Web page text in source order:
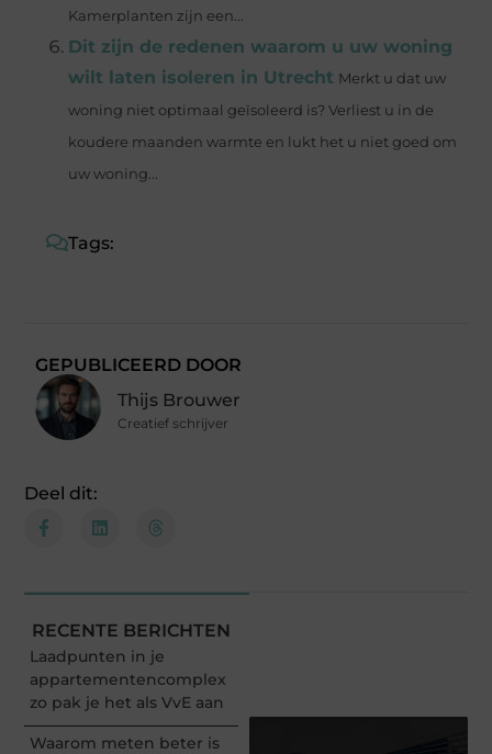
Kamerplanten zijn een...
Dit zijn de redenen waarom u uw woning
wilt laten isoleren in Utrecht Merkt u dat uw
woning niet optimaal geïsoleerd is? Verliest u in de
koudere maanden warmte en lukt het u niet goed om
uw woning...
Tags:
GEPUBLICEERD DOOR
Thijs Brouwer
Creatief schrijver
Deel dit:
RECENTE BERICHTEN
Laadpunten in je
appartementencomplex
zo pak je het als VvE aan
Waarom meten beter is